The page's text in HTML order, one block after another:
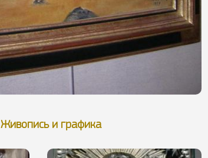
Живопись и графика